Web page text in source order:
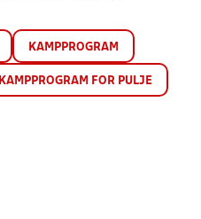
KAMPPROGRAM
KAMPPROGRAM FOR PULJE